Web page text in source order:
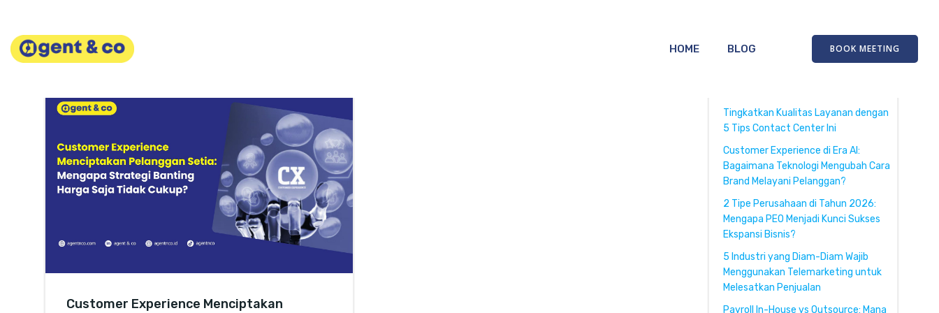
content
HOME BLOG BOOK MEETING
Customer Experience Menciptakan
Tingkatkan Kualitas Layanan dengan
5 Tips Contact Center Ini
Customer Experience di Era AI:
Bagaimana Teknologi Mengubah Cara
Brand Melayani Pelanggan?
2 Tipe Perusahaan di Tahun 2026:
Mengapa PEO Menjadi Kunci Sukses
Ekspansi Bisnis?
5 Industri yang Diam-Diam Wajib
Menggunakan Telemarketing untuk
Melesatkan Penjualan
Payroll In-House vs Outsource: Mana